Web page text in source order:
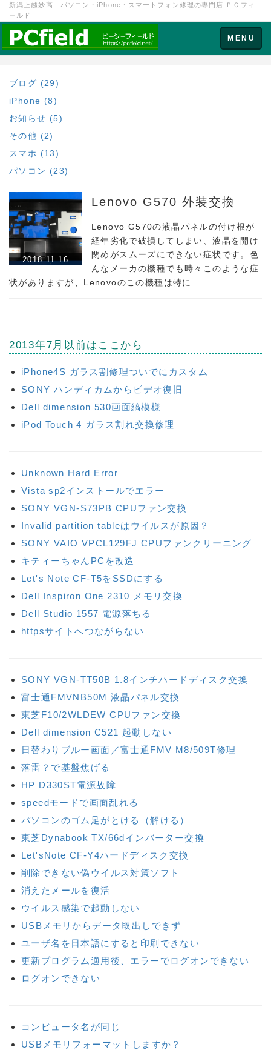
新潟上越妙高 パソコン・iPhone・スマートフォン修理の専門店 ＰＣフィ
ールド
Toggle
navigation
MENU
ブログ (29)
iPhone (8)
お知らせ (5)
その他 (2)
スマホ (13)
パソコン (23)
2018.11.16
Lenovo G570 外装交換
Lenovo G570の液晶パネルの付け根が
経年劣化で破損してしまい、液晶を開け
閉めがスムーズにできない症状です。色
んなメーカの機種でも時々このような症
状がありますが、Lenovoのこの機種は特に…
2013年7月以前はここから
iPhone4S ガラス割修理ついでにカスタム
SONY ハンディカムからビデオ復旧
Dell dimension 530画面縞模様
iPod Touch 4 ガラス割れ交換修理
Unknown Hard Error
Vista sp2インストールでエラー
SONY VGN-S73PB CPUファン交換
Invalid partition tableはウイルスが原因？
SONY VAIO VPCL129FJ CPUファンクリーニング
キティーちゃんPCを改造
Let's Note CF-T5をSSDにする
Dell Inspiron One 2310 メモリ交換
Dell Studio 1557 電源落ちる
httpsサイトへつながらない
SONY VGN-TT50B 1.8インチハードディスク交換
富士通FMVNB50M 液晶パネル交換
東芝F10/2WLDEW CPUファン交換
Dell dimension C521 起動しない
日替わりブルー画面／富士通FMV M8/509T修理
落雷？で基盤焦げる
HP D330ST電源故障
speedモードで画面乱れる
パソコンのゴム足がとける（解ける）
東芝Dynabook TX/66dインバーター交換
Let'sNote CF-Y4ハードディスク交換
削除できない偽ウイルス対策ソフト
消えたメールを復活
ウイルス感染で起動しない
USBメモリからデータ取出しできず
ユーザ名を日本語にすると印刷できない
更新プログラム適用後、エラーでログオンできない
ログオンできない
コンピュータ名が同じ
USBメモリフォーマットしますか？